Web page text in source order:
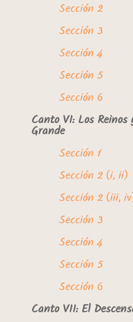
Sección 2
Sección 3
Sección 4
Sección 5
Sección 6
Canto VI: Los
Grande
Sección 1
Sección 2 (i, ii)
Sección 2 (iii,
Sección 3
Sección 4
Sección 5
Sección 6
Canto VII: El